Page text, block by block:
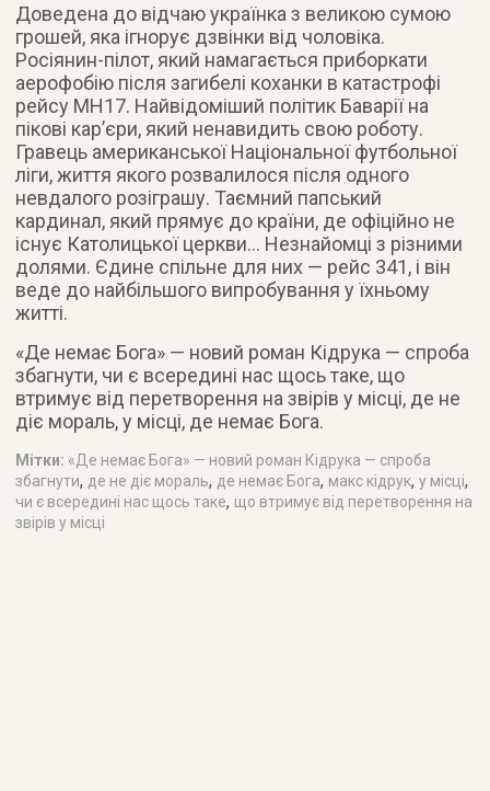
Доведена до відчаю українка з великою сумою
грошей, яка ігнорує дзвінки від чоловіка.
Росіянин-пілот, який намагається приборкати
аерофобію після загибелі коханки в катастрофі
рейсу MH17. Найвідоміший політик Баварії на
пікові кар’єри, який ненавидить свою роботу.
Гравець американської Національної футбольної
ліги, життя якого розвалилося після одного
невдалого розіграшу. Таємний папський
кардинал, який прямує до країни, де офіційно не
існує Католицької церкви… Незнайомці з різними
долями. Єдине спільне для них — рейс 341, і він
веде до найбільшого випробування у їхньому
житті.
«Де немає Бога» — новий роман Кідрука — спроба
збагнути, чи є всередині нас щось таке, що
втримує від перетворення на звірів у місці, де не
діє мораль, у місці, де немає Бога.
Мітки: «Де немає Бога» — новий роман Кідрука — спроба
збагнути, де не діє мораль, де немає Бога, макс кідрук,у місці,
чи є всередині нас щось таке, що втримує від перетворення на
звірів у місці